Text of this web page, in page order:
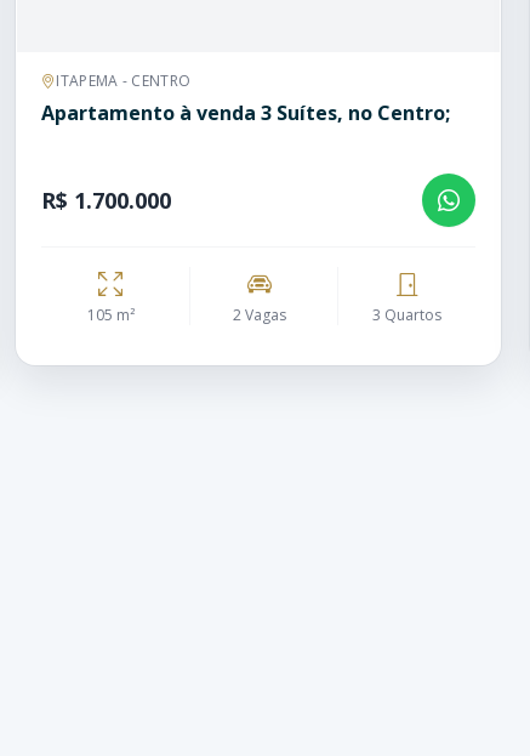
ITAPEMA - CENTRO
Apartamento à venda 3 Suítes, no Centro;
R$ 1.700.000
105 m² 2 Vagas 3 Quartos